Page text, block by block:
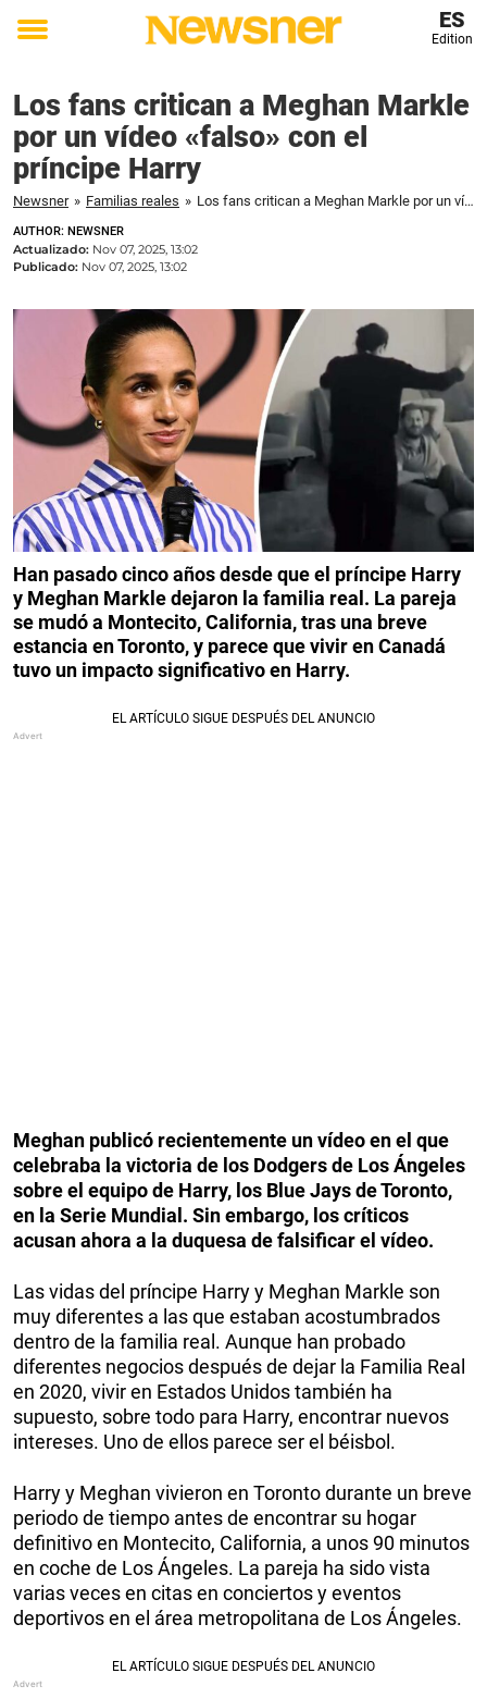
Toggle
ES
Edition
Los fans critican a Meghan Markle
por un vídeo «falso» con el
príncipe Harry
Newsner » Familias reales » Los fans critican a Meghan Markle por un vídeo «falso» con el príncipe Harry
AUTHOR: NEWSNER
Actualizado: Nov 07, 2025, 13:02
Publicado: Nov 07, 2025, 13:02
Han pasado cinco años desde que el príncipe Harry
y Meghan Markle dejaron la familia real. La pareja
se mudó a Montecito, California, tras una breve
estancia en Toronto, y parece que vivir en Canadá
tuvo un impacto significativo en Harry.
Meghan publicó recientemente un vídeo en el que
celebraba la victoria de los Dodgers de Los Ángeles
sobre el equipo de Harry, los Blue Jays de Toronto,
en la Serie Mundial. Sin embargo, los críticos
acusan ahora a la duquesa de falsificar el vídeo.
Las vidas del príncipe Harry y Meghan Markle son
muy diferentes a las que estaban acostumbrados
dentro de la familia real. Aunque han probado
diferentes negocios después de dejar la Familia Real
en 2020, vivir en Estados Unidos también ha
supuesto, sobre todo para Harry, encontrar nuevos
intereses. Uno de ellos parece ser el béisbol.
Harry y Meghan vivieron en Toronto durante un breve
periodo de tiempo antes de encontrar su hogar
definitivo en Montecito, California, a unos 90 minutos
en coche de Los Ángeles. La pareja ha sido vista
varias veces en citas en conciertos y eventos
deportivos en el área metropolitana de Los Ángeles.